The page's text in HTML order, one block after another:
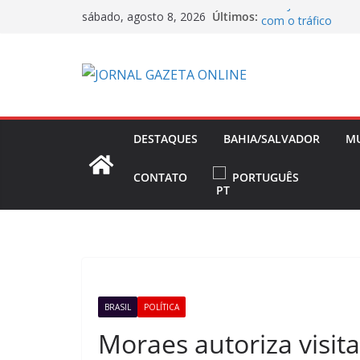
sábado, agosto 8, 2026 Últimos: Três Jovens
Presidência e
DESTAQUES BAHIA/SALVADOR
CONTATO PORTUGUÊS
BRASIL POLÍTICA
Moraes autoriza